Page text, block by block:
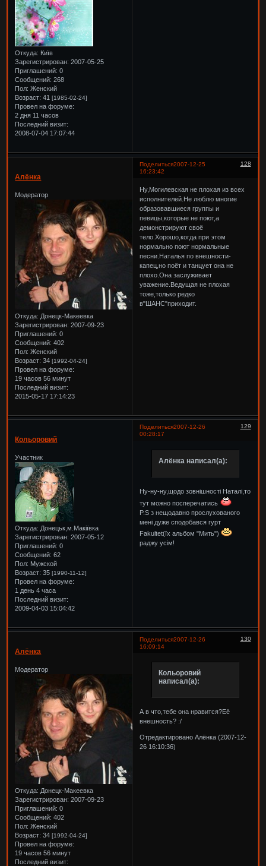
Откуда: Київ
Зарегистрирован: 2007-05-25
Приглашений: 0
Сообщений: 268
Пол: Женский
Возраст: 41[1985-02-24]
Провел на форуме:
2 дня 11 часов
Последний визит:
2008-07-04 17:07:44
Поделиться 128
2007-12-25
16:23:42
Алёнка
Модератор
Откуда: Донецк-Макеевка
Зарегистрирован: 2007-09-23
Приглашений: 0
Сообщений: 402
Пол: Женский
Возраст: 34[1992-04-24]
Провел на форуме:
19 часов 56 минут
Последний визит:
2015-05-17 17:14:23
Ну,Могилевская не плохая из всех
исполнителей.Не люблю многие
образовавшиеся группы и
певицы,которые не поют,а
демонстрируют своё
тело.Хорошо,когда при этом
нормально поют нормальные
песни.Наталья по внешности-
капец,но поёт и танцует она не
плохо.Она заслуживает
уважение.Ведущая не плохая
тоже,только редко
в"ШАНС"приходит.
Поделиться 129
2007-12-26
00:28:17
Кольоровий
Участник
Откуда: Донецьк,м.Макіївка
Зарегистрирован: 2007-05-12
Приглашений: 0
Сообщений: 62
Пол: Мужской
Возраст: 35[1990-11-12]
Провел на форуме:
1 день 4 часа
Последний визит:
2009-04-03 15:04:42
Алёнка написал(а):
Ну-ну-ну,щодо зовнішності Наталі,то
тут можно посперечатись
P.S з нещодавно прослухованого
мені дуже сподобався гурт
Fakultet(їх альбом "Мить")
раджу усім!
Поделиться 130
2007-12-26
16:09:14
Алёнка
Модератор
Откуда: Донецк-Макеевка
Зарегистрирован: 2007-09-23
Приглашений: 0
Сообщений: 402
Пол: Женский
Возраст: 34[1992-04-24]
Провел на форуме:
19 часов 56 минут
Последний визит:
Кольоровий
написал(а):
А в что,тебе она нравится?Её
внешность? :/
Отредактировано Алёнка (2007-12-
26 16:10:36)